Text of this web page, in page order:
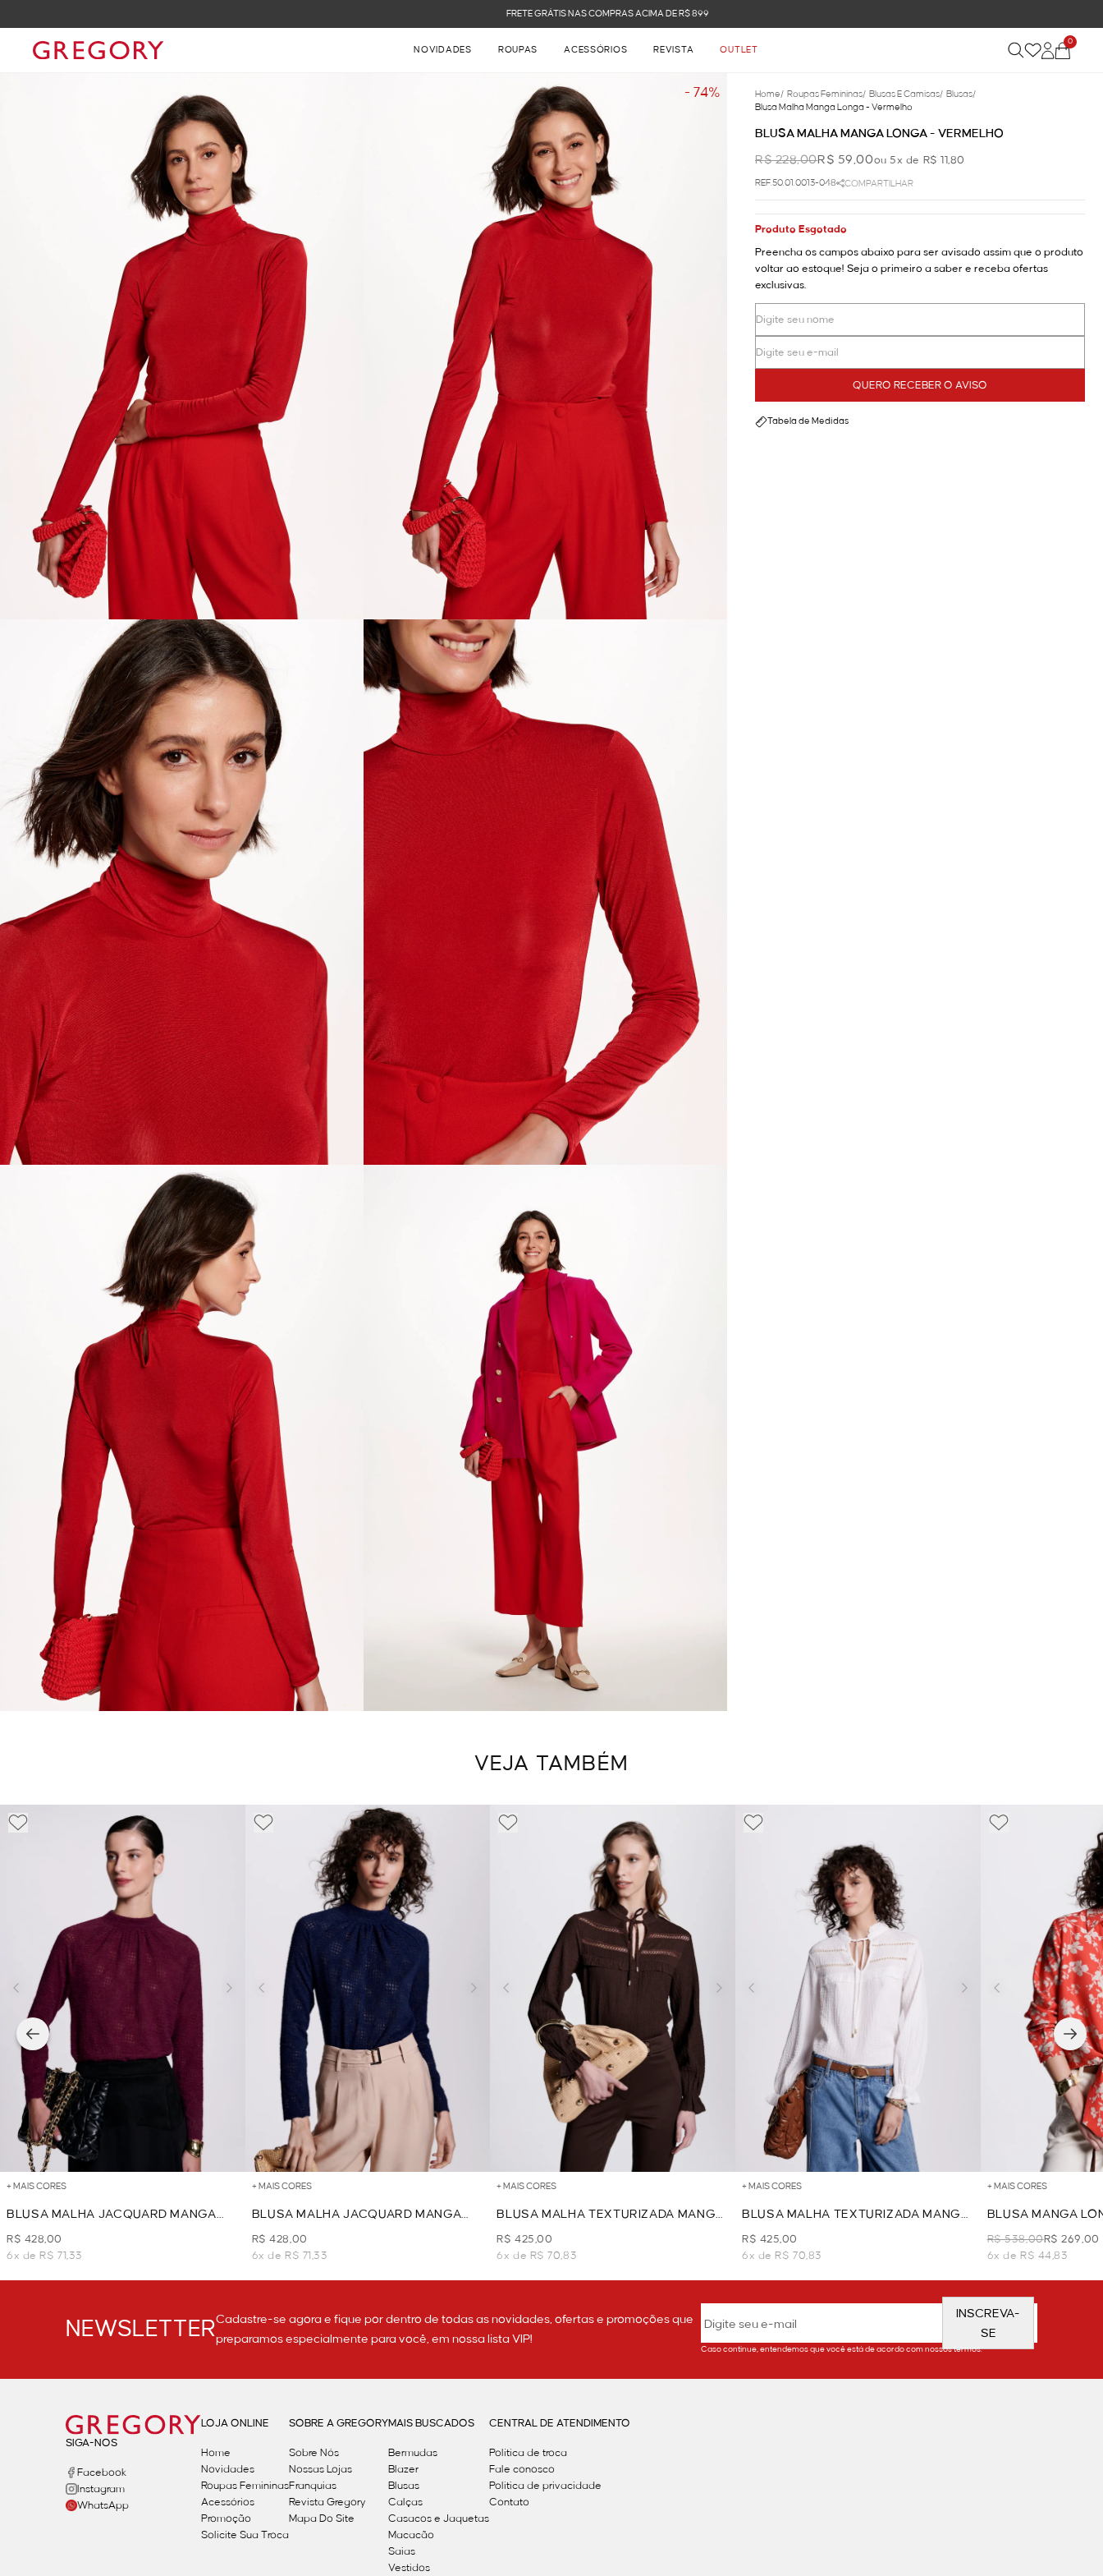
FRETE GRÁTIS NAS COMPRAS ACIMA DE R$ 899
NOVIDADES ROUPAS ACESSÓRIOS REVISTA OUTLET
0
- 74% Home/ Roupas Femininas/ Blusas E Camisas/ Blusas/
Blusa Malha Manga Longa - Vermelho
BLUSA MALHA MANGA LONGA - VERMELHO
R$ 228,00R$ 59,00ou 5x de R$ 11,80
REF.50.01.0013-048 COMPARTILHAR
Produto Esgotado
Preencha os campos abaixo para ser avisado assim que o produto
voltar ao estoque! Seja o primeiro a saber e receba ofertas
exclusivas.
QUERO RECEBER O AVISO
Tabela de Medidas
VEJA TAMBÉM
+ MAIS CORES
BLUSA MALHA JACQUARD MANGA
LONGA - AMEIXA
R$ 428,00
6x de R$ 71,33
+ MAIS CORES
BLUSA MALHA JACQUARD MANGA
LONGA - MARINHO
R$ 428,00
6x de R$ 71,33
+ MAIS CORES
BLUSA MALHA TEXTURIZADA MANGA
LONGA - MARROM
R$ 425,00
6x de R$ 70,83
+ MAIS CORES
BLUSA MALHA TEXTURIZADA MANGA
LONGA - OFF WHITE
R$ 425,00
6x de R$ 70,83
+ MAIS CORES
BLUSA MANGA
AMARRAÇÃO -
R$ 538,00R$ 269,00
6x de R$ 44,83
NEWSLETTERCadastre-se agora e fique por dentro de todas as novidades, ofertas e promoções que
preparamos especialmente para você, em nossa lista VIP!
INSCREVA-
SE
Caso continue, entendemos que você está de acordo com nossos termos.
SIGA-NOS
Facebook
Instagram
WhatsApp
LOJA ONLINE
Home
Novidades
Roupas Femininas
Acessórios
Promoção
Solicite Sua Troca
SOBRE A GREGORY
Sobre Nós
Nossas Lojas
Franquias
Revista Gregory
Mapa Do Site
MAIS BUSCADOS
Bermudas
Blazer
Blusas
Calças
Casacos e Jaquetas
Macacão
Saias
Vestidos
CENTRAL DE ATENDIMENTO
Política de troca
Fale conosco
Politica de privacidade
Contato